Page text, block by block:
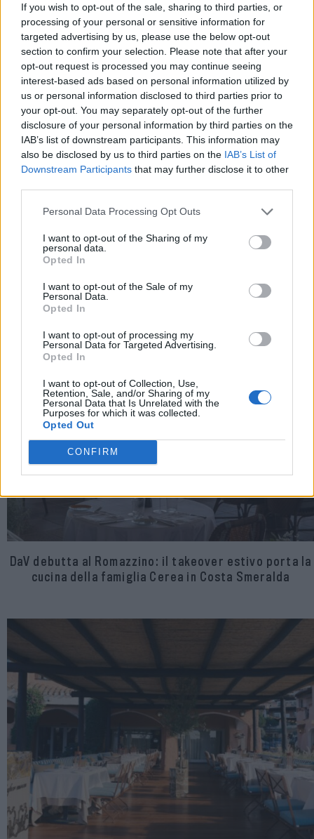
If you wish to opt-out of the sale, sharing to third parties, or
processing of your personal or sensitive information for
targeted advertising by us, please use the below opt-out
section to confirm your selection. Please note that after your
opt-out request is processed you may continue seeing
interest-based ads based on personal information utilized by
us or personal information disclosed to third parties prior to
your opt-out. You may separately opt-out of the further
disclosure of your personal information by third parties on the
IAB’s list of downstream participants. This information may
also be disclosed by us to third parties on the IAB’s List of
Downstream Participants that may further disclose it to other
Personal Data Processing Opt Outs
I want to opt-out of the Sharing of my
personal data.
Opted In
I want to opt-out of the Sale of my
Personal Data.
Opted In
I want to opt-out of processing my
Personal Data for Targeted Advertising.
Opted In
I want to opt-out of Collection, Use,
Retention, Sale, and/or Sharing of my
Personal Data that Is Unrelated with the
Purposes for which it was collected.
Opted Out
CONFIRM
Sira Kong porta la mixology di Drink Kong sul rooftop
del Patria Palace Lecce
DaV debutta al Romazzino: il takeover estivo porta la
cucina della famiglia Cerea in Costa Smeralda